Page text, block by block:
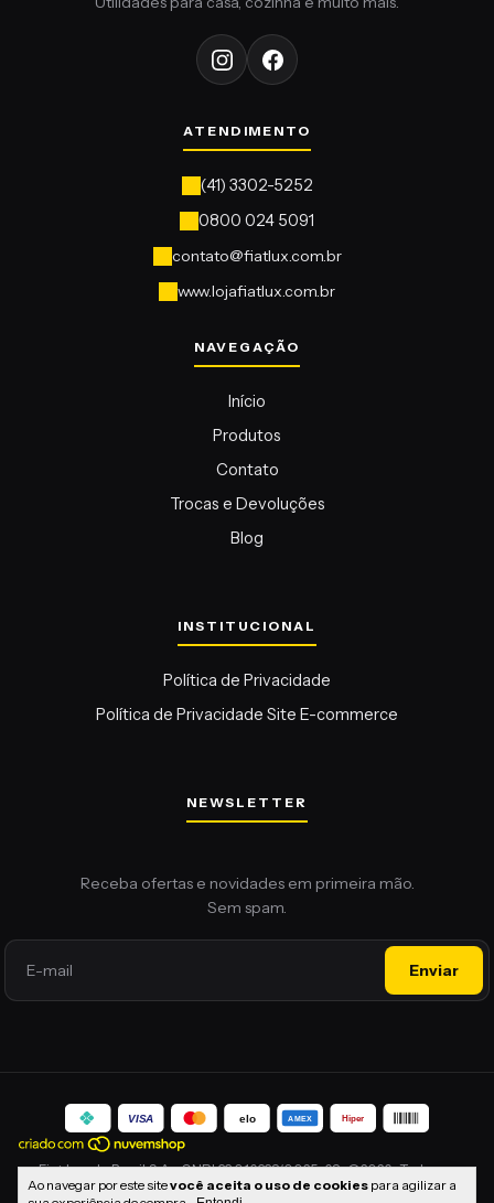
Ao navegar por este sitevocê aceita o uso de cookies para agilizar a
contato@fiatlux.com.br
www.lojafiatlux.com.br
Início
Produtos
Contato
Trocas e Devoluções
Blog
Política de Privacidade
Política de Privacidade Site E-commerce
NEWSLETTER